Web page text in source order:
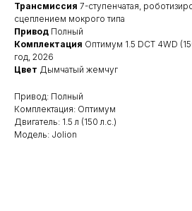
Трансмиссия 7-ступенчатая,
сцеплением мокрого типа
Привод Полный
Комплектация Оптимум 1.5 DCT 4WD
год, 2026
Цвет Дымчатый жемчуг
Привод: Полный
Комплектация: Оптимум
Двигатель: 1.5 л (150 л.с.)
Модель: Jolion